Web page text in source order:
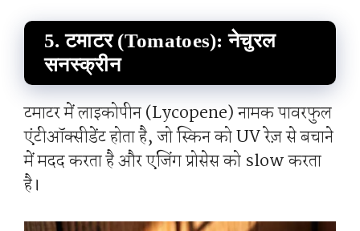
5. टमाटर (Tomatoes): नेचुरल
सनस्क्रीन
टमाटर में लाइकोपीन (Lycopene) नामक पावरफुल
एंटीऑक्सीडेंट होता है, जो स्किन को UV रेज़ से बचाने
में मदद करता है और एजिंग प्रोसेस को slow करता
है।